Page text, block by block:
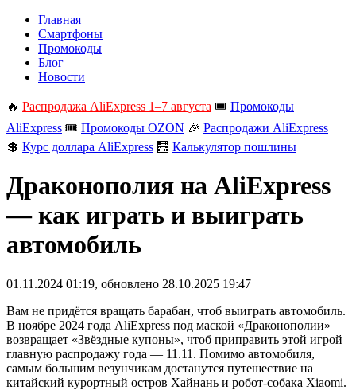
Главная
Смартфоны
Промокоды
Блог
Новости
🔥 Распродажа AliExpress 1–7 августа 🎟️ Промокоды
AliExpress 🎟️ Промокоды OZON 🎉 Распродажи AliExpress
💲 Курс доллара AliExpress 🧮 Калькулятор пошлины
Драконополия на AliExpress
— как играть и выиграть
автомобиль
01.11.2024 01:19, обновлено 28.10.2025 19:47
Вам не придётся вращать барабан, чтоб выиграть автомобиль.
В ноябре 2024 года AliExpress под маской «Драконополии»
возвращает «Звёздные купоны», чтоб приправить этой игрой
главную распродажу года — 11.11. Помимо автомобиля,
самым большим везунчикам достанутся путешествие на
китайский курортный остров Хайнань и робот-собака Xiaomi.